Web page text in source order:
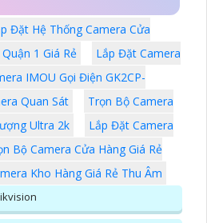
Đặt Hệ Thống Camera Cửa
1 Giá Rẻ
Lắp Đặt Camera
IMOU Gọi Điện GK2CP-
Quan Sát
Trọn Bộ Camera
Ultra 2k
Lắp Đặt Camera
Bộ Camera Cửa Hàng Giá Rẻ
Kho Hàng Giá Rẻ Thu Âm